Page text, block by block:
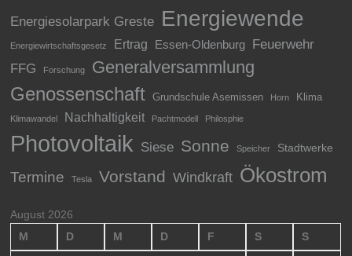
Energiesolarpark Greste Energiewende
Energiewirtschaftsgesetz Ertrag Essen-Oldenburg
Feuerwehr
FFG
Forschung Generalversammlung
Genossenschaft Grundschule Asemissen Horn Klima
Klimawandel Nachhaltigkeit Pachtmodell Philosphie
Photovoltaik Siese Sonne Speicher Stadtwerke
Termine Tesla Vorstand Windkraft Ökostrom
August 2026
M
D M D F S S